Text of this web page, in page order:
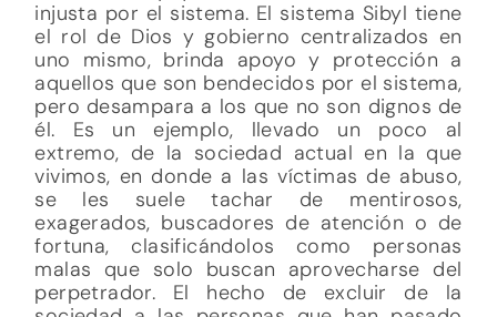
injusta por el sistema. El sistema Sibyl tiene
el rol de Dios y gobierno centralizados en
uno mismo, brinda apoyo y protección a
aquellos que son bendecidos por el sistema,
pero desampara a los que no son dignos de
él. Es un ejemplo, llevado un poco al
extremo, de la sociedad actual en la que
vivimos, en donde a las víctimas de abuso,
se les suele tachar de mentirosos,
exagerados, buscadores de atención o de
fortuna, clasificándolos como personas
malas que solo buscan aprovecharse del
perpetrador. El hecho de excluir de la